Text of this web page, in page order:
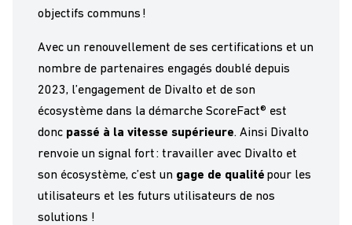
objectifs communs !
Avec un renouvellement de ses certifications et un
nombre de partenaires engagés doublé depuis
2023, l’engagement de Divalto et de son
écosystème dans la démarche ScoreFact® est
donc passé à la vitesse supérieure. Ainsi Divalto
renvoie un signal fort : travailler avec Divalto et
son écosystème, c’est un gage de qualité pour les
utilisateurs et les futurs utilisateurs de nos
solutions !